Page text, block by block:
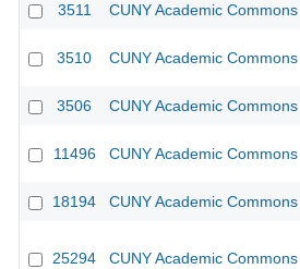
3511 CUNY Academic Commons
3510 CUNY Academic Commons
3506 CUNY Academic Commons
11496 CUNY Academic Commons
18194 CUNY Academic Commons
25294 CUNY Academic Commons